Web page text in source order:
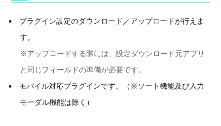
プラグイン設定のダウンロード／アップロードが行えま
す。
※アップロードする際には、設定ダウンロード元アプリ
と同じフィールドの準備が必要です。
モバイル対応プラグインです。（※ソート機能及び入力
モーダル機能は除く）